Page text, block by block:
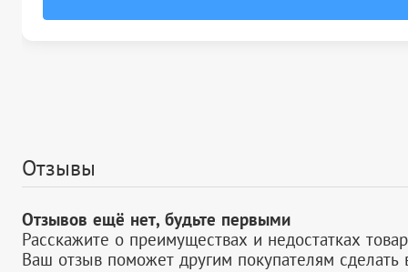
Отзывы
Отзывов ещё нет, будьте первыми
Расскажите о преимуществах и недостатках
Ваш отзыв поможет другим покупателям сделать